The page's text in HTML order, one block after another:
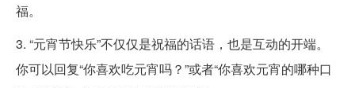
福。
3. “元宵节快乐”不仅仅是祝福的话语，也是互动的开端。
你可以回复“你喜欢吃元宵吗？”或者“你喜欢元宵的哪种口